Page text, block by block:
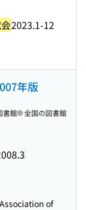
2023.1-12
年版
書館 全国の図書館
Association of